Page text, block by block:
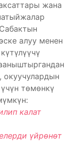
жана
алуу менен
окуучулардын
төмөнкү
калат
үйрөнөт